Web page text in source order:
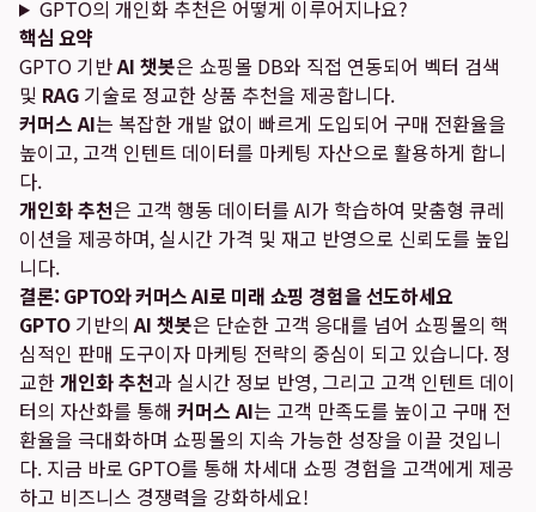
GPTO의 개인화 추천은 어떻게 이루어지나요?
핵심 요약
GPTO 기반AI 챗봇은 쇼핑몰 DB와 직접 연동되어 벡터 검색
및 RAG 기술로 정교한 상품 추천을 제공합니다.
커머스 AI는 복잡한 개발 없이 빠르게 도입되어 구매 전환율을
높이고, 고객 인텐트 데이터를 마케팅 자산으로 활용하게 합니
다.
개인화 추천은 고객 행동 데이터를 AI가 학습하여 맞춤형 큐레
이션을 제공하며, 실시간 가격 및 재고 반영으로 신뢰도를 높입
니다.
결론: GPTO와 커머스 AI로 미래 쇼핑 경험을 선도하세요
GPTO 기반의AI 챗봇은 단순한 고객 응대를 넘어 쇼핑몰의 핵
심적인 판매 도구이자 마케팅 전략의 중심이 되고 있습니다. 정
교한개인화 추천과 실시간 정보 반영, 그리고 고객 인텐트 데이
터의 자산화를 통해 커머스 AI는 고객 만족도를 높이고 구매 전
환율을 극대화하며 쇼핑몰의 지속 가능한 성장을 이끌 것입니
다. 지금 바로 GPTO를 통해 차세대 쇼핑 경험을 고객에게 제공
하고 비즈니스 경쟁력을 강화하세요!